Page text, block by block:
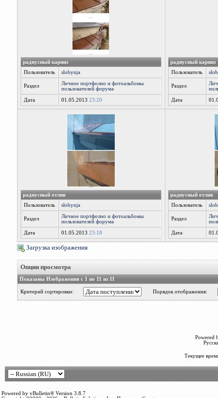
радиусный карниз
Пользователь
slobynja
Раздел
Личное портфолио и фотоальбомы
пользователей форума
Дата 01.05.2013 23:20
радиусный карниз
Пользователь
Раздел
Дата
радиусный отлив
Пользователь
slobynja
Раздел
Личное портфолио и фотоальбомы
пользователей форума
Дата 01.05.2013 23:18
радиусный отлив
Пользователь
Раздел
Дата
Загрузка изображения
Опции просмотра
Показаны Изображения с 1 по 11 из 11
Критерий сортировки: Порядок отображения:
Powered
Текущее
Powered by vBulletin® Version 3.8.7